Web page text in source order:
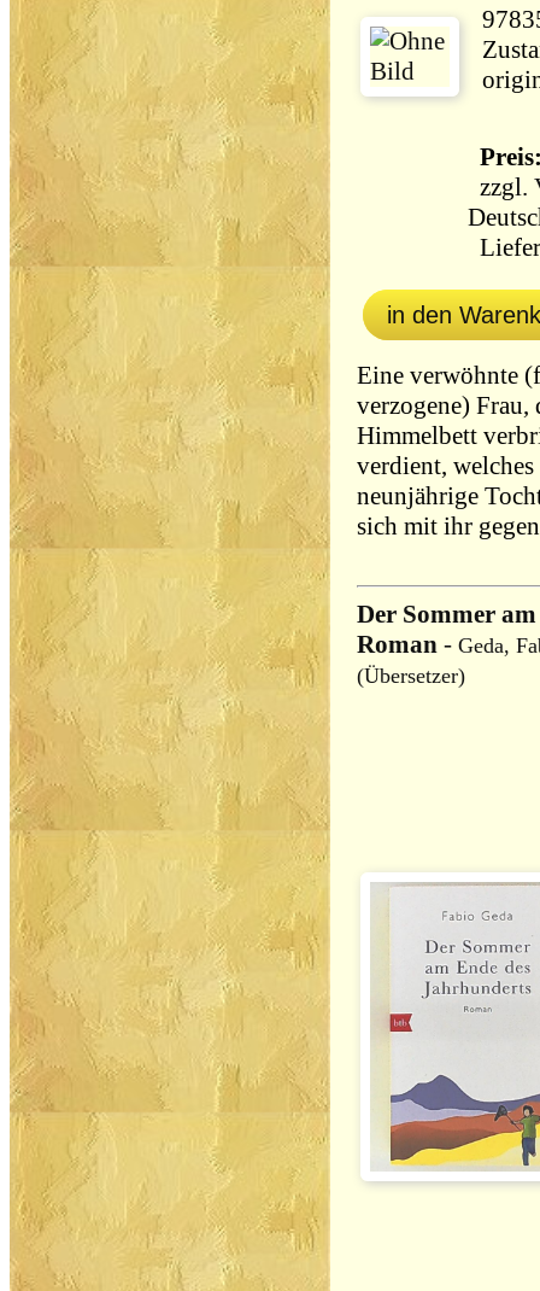
zzgl.
in den
Eine verwöhnte
verzogene) Frau,
Himmelbett
verdient,
neunjährige
sich mit ihr
Der Sommer
Roman - Geda,
(Übersetzer)